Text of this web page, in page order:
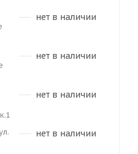
нет в наличии
нет в наличии
нет в наличии
нет в наличии